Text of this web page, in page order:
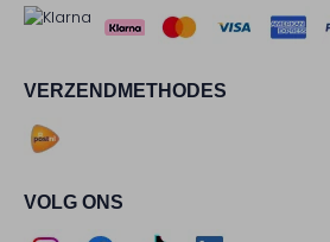
VERZENDMETHODES
VOLG ONS